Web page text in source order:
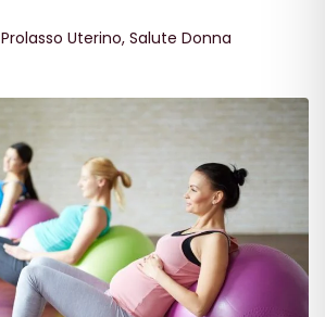
Prolasso Uterino, Salute Donna